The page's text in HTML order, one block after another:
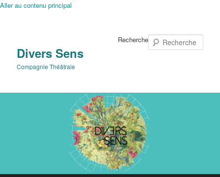
Aller au contenu principal
Divers Sens
Compagnie Théâtrale
Recherche